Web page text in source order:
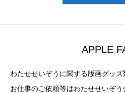
APPLE
わたせせいぞうに関する版画グッ
お仕事のご依頼等はわたせせいぞ